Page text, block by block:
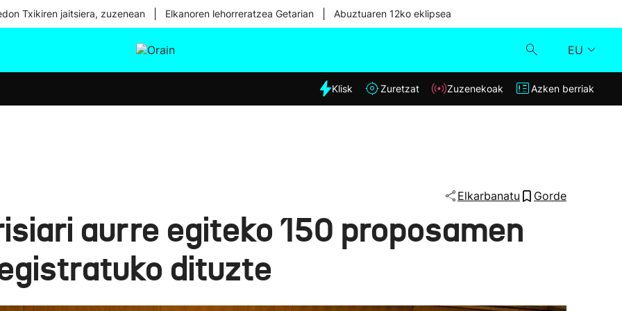
Txikiren jaitsiera, zuzenean Elkanoren lehorreratzea Getarian Abuztuaren 12ko eklipsea
EU
Eguraldia
Klisk
Klisk Zuretzat Zuzenekoak Azken berriak
Elkarbanatu Gorde
aurre egiteko 150 proposamen
dituzte